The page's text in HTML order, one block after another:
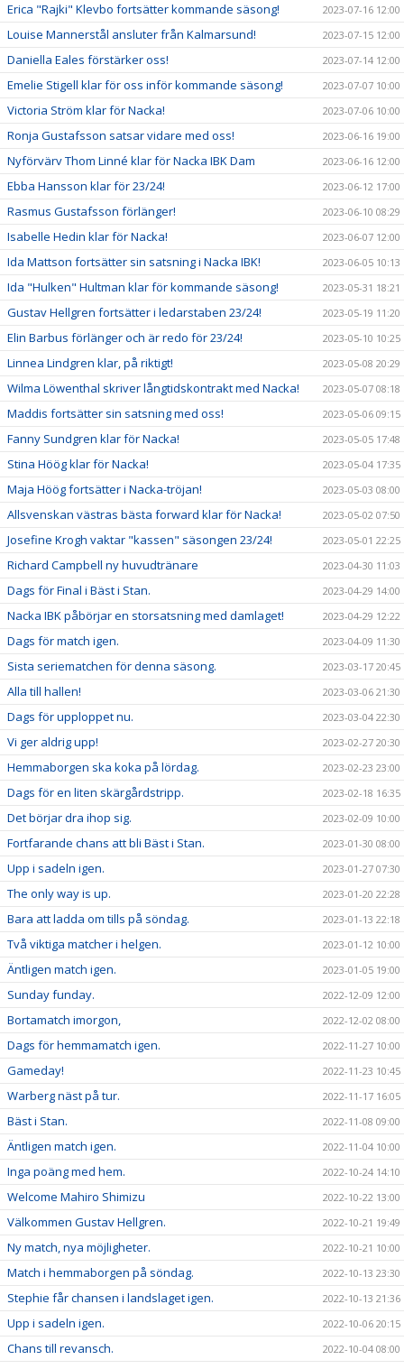
Erica "Rajki" Klevbo fortsätter kommande säsong! 2023-07-16 12:00
Louise Mannerstål ansluter från Kalmarsund! 2023-07-15 12:00
Daniella Eales förstärker oss! 2023-07-14 12:00
Emelie Stigell klar för oss inför kommande säsong! 2023-07-07 10:00
Victoria Ström klar för Nacka! 2023-07-06 10:00
Ronja Gustafsson satsar vidare med oss! 2023-06-16 19:00
Nyförvärv Thom Linné klar för Nacka IBK Dam 2023-06-16 12:00
Ebba Hansson klar för 23/24! 2023-06-12 17:00
Rasmus Gustafsson förlänger! 2023-06-10 08:29
Isabelle Hedin klar för Nacka! 2023-06-07 12:00
Ida Mattson fortsätter sin satsning i Nacka IBK! 2023-06-05 10:13
Ida "Hulken" Hultman klar för kommande säsong! 2023-05-31 18:21
Gustav Hellgren fortsätter i ledarstaben 23/24! 2023-05-19 11:20
Elin Barbus förlänger och är redo för 23/24! 2023-05-10 10:25
Linnea Lindgren klar, på riktigt! 2023-05-08 20:29
Wilma Löwenthal skriver långtidskontrakt med Nacka! 2023-05-07 08:18
Maddis fortsätter sin satsning med oss! 2023-05-06 09:15
Fanny Sundgren klar för Nacka! 2023-05-05 17:48
Stina Höög klar för Nacka! 2023-05-04 17:35
Maja Höög fortsätter i Nacka-tröjan! 2023-05-03 08:00
Allsvenskan västras bästa forward klar för Nacka! 2023-05-02 07:50
Josefine Krogh vaktar "kassen" säsongen 23/24! 2023-05-01 22:25
Richard Campbell ny huvudtränare 2023-04-30 11:03
Dags för Final i Bäst i Stan. 2023-04-29 14:00
Nacka IBK påbörjar en storsatsning med damlaget! 2023-04-29 12:22
Dags för match igen. 2023-04-09 11:30
Sista seriematchen för denna säsong. 2023-03-17 20:45
Alla till hallen! 2023-03-06 21:30
Dags för upploppet nu. 2023-03-04 22:30
Vi ger aldrig upp! 2023-02-27 20:30
Hemmaborgen ska koka på lördag. 2023-02-23 23:00
Dags för en liten skärgårdstripp. 2023-02-18 16:35
Det börjar dra ihop sig. 2023-02-09 10:00
Fortfarande chans att bli Bäst i Stan. 2023-01-30 08:00
Upp i sadeln igen. 2023-01-27 07:30
The only way is up. 2023-01-20 22:28
Bara att ladda om tills på söndag. 2023-01-13 22:18
Två viktiga matcher i helgen. 2023-01-12 10:00
Äntligen match igen. 2023-01-05 19:00
Sunday funday. 2022-12-09 12:00
Bortamatch imorgon, 2022-12-02 08:00
Dags för hemmamatch igen. 2022-11-27 10:00
Gameday! 2022-11-23 10:45
Warberg näst på tur. 2022-11-17 16:05
Bäst i Stan. 2022-11-08 09:00
Äntligen match igen. 2022-11-04 10:00
Inga poäng med hem. 2022-10-24 14:10
Welcome Mahiro Shimizu 2022-10-22 13:00
Välkommen Gustav Hellgren. 2022-10-21 19:49
Ny match, nya möjligheter. 2022-10-21 10:00
Match i hemmaborgen på söndag. 2022-10-13 23:30
Stephie får chansen i landslaget igen. 2022-10-13 21:36
Upp i sadeln igen. 2022-10-06 20:15
Chans till revansch. 2022-10-04 08:00